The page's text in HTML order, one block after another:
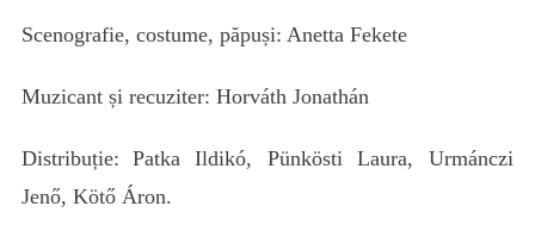
Scenografie, costume, păpuși: Anetta Fekete
Muzicant și recuziter: Horváth Jonathán
Distribuție: Patka Ildikó, Pünkösti Laura, Urmánczi
Jenő, Kötő Áron.